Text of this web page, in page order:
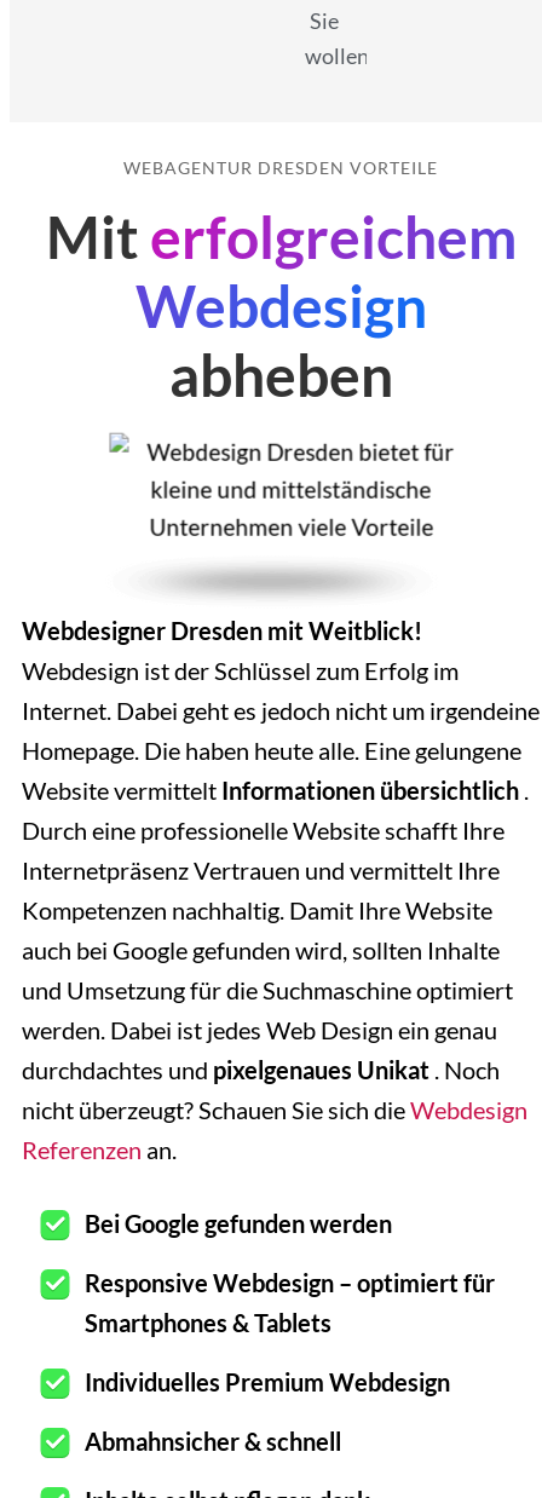
Sie
wollen!
WEBAGENTUR DRESDEN VORTEILE
Miterfolgreichem
Webdesign
abheben
Webdesigner Dresden mit Weitblick!
Webdesign ist der Schlüssel zum Erfolg im
Internet. Dabei geht es jedoch nicht um irgendeine
Homepage. Die haben heute alle. Eine gelungene
Website vermittelt Informationen übersichtlich .
Durch eine professionelle Website schafft Ihre
Internetpräsenz Vertrauen und vermittelt Ihre
Kompetenzen nachhaltig. Damit Ihre Website
auch bei Google gefunden wird, sollten Inhalte
und Umsetzung für die Suchmaschine optimiert
werden. Dabei ist jedes Web Design ein genau
durchdachtes und pixelgenaues Unikat . Noch
nicht überzeugt? Schauen Sie sich dieWebdesign
Referenzen an.
Bei Google gefunden werden
Responsive Webdesign – optimiert für
Smartphones & Tablets
Individuelles Premium Webdesign
Abmahnsicher & schnell